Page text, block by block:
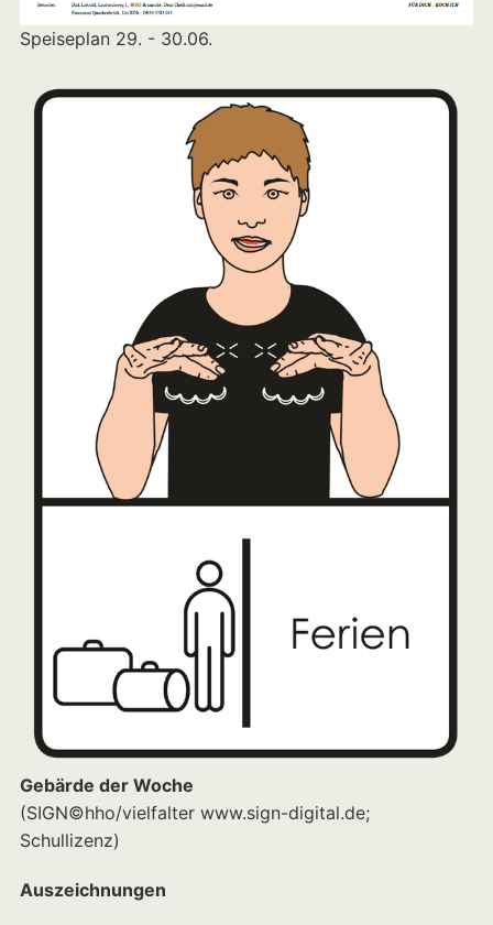
Speiseplan 29. - 30.06.
Gebärde der Woche
(SIGN©hho/vielfalter www.sign-digital.de;
Schullizenz)
Auszeichnungen